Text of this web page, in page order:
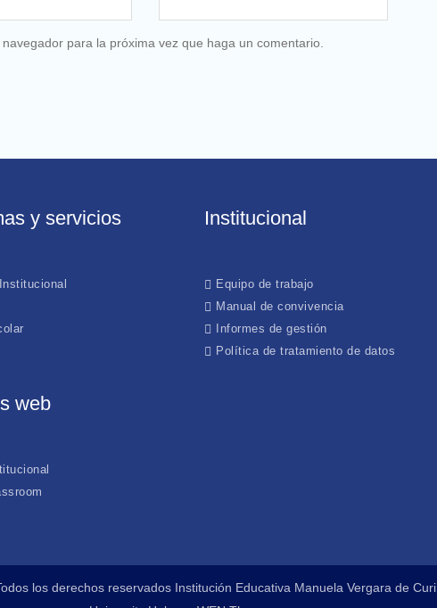
para la próxima vez que haga un comentario.
y servicios
web
Institucional
Equipo de trabajo
Manual de convivencia
Informes de gestión
Política de tratamiento de datos
los derechos reservados Institución Educativa Manuela Vergara de Curi.